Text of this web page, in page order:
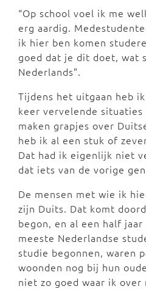
“Op school voel ik me
erg aardig.
ik hier ben komen
goed dat je dit doet, wat
Nederlands”.
Tijdens het uitgaan heb
keer vervelende situaties
maken grapjes over
heb ik al een stuk of
Dat had ik eigenlijk niet
dat iets van de vorige
De mensen met wie ik
zijn Duits. Dat komt
begon, en al een half jaar
meeste Nederlandse
studie begonnen, waren
woonden nog bij hun
niet zo goed waar ik over